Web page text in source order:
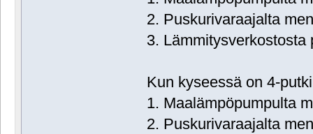
2. Puskurivaraajalta
3.
Kun kyseessä on 4-
1. Maalämpöpumpulta
2. Puskurivaraajalta